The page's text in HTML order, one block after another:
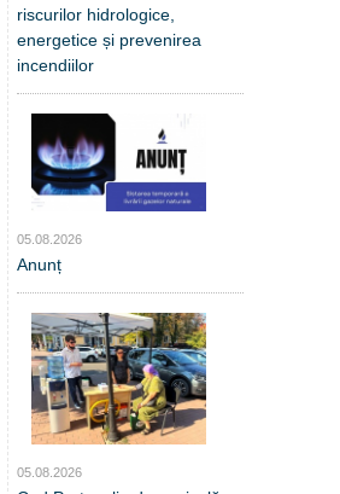
riscurilor hidrologice,
energetice și prevenirea
incendiilor
05.08.2026
Anunț
05.08.2026